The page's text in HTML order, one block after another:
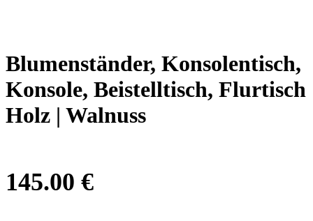
Blumenständer, Konsolentisch,
Konsole, Beistelltisch, Flurtisch
Holz | Walnuss
145.00 €